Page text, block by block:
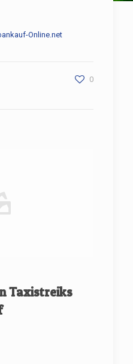
Online.net
0
Taxistreiks